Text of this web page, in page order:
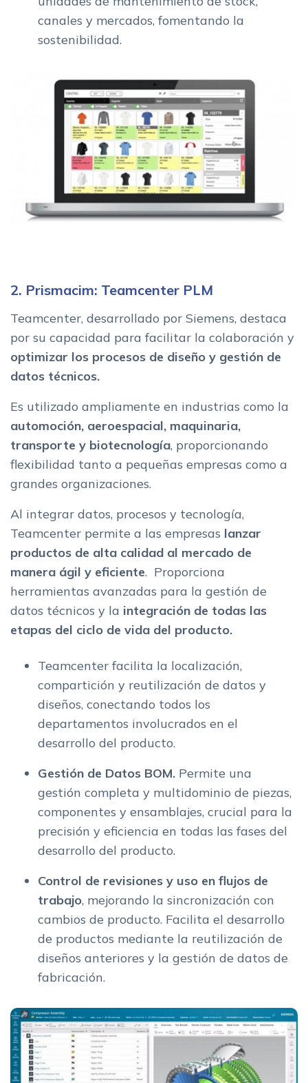
canales y mercados, fomentando la
sostenibilidad.
2. Prismacim: Teamcenter PLM
Teamcenter, desarrollado por Siemens, destaca
por su capacidad para facilitar la colaboración y
optimizar los procesos de diseño y gestión de
datos técnicos.
Es utilizado ampliamente en industrias como la
automoción, aeroespacial, maquinaria,
transporte y biotecnología, proporcionando
flexibilidad tanto a pequeñas empresas como a
grandes organizaciones.
Al integrar datos, procesos y tecnología,
Teamcenter permite a las empresas lanzar
productos de alta calidad al mercado de
manera ágil y eficiente. Proporciona
herramientas avanzadas para la gestión de
datos técnicos y la integración de todas las
etapas del ciclo de vida del producto.
Teamcenter facilita la localización,
compartición y reutilización de datos y
diseños, conectando todos los
departamentos involucrados en el
desarrollo del producto.
Gestión de Datos BOM. Permite una
gestión completa y multidominio de piezas,
componentes y ensamblajes, crucial para la
precisión y eficiencia en todas las fases del
desarrollo del producto.
Control de revisiones y uso en flujos de
trabajo, mejorando la sincronización con
cambios de producto. Facilita el desarrollo
de productos mediante la reutilización de
diseños anteriores y la gestión de datos de
fabricación.